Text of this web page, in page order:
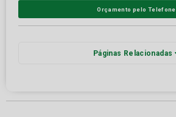
Orçamento pelo Telefone
Páginas Relacionadas